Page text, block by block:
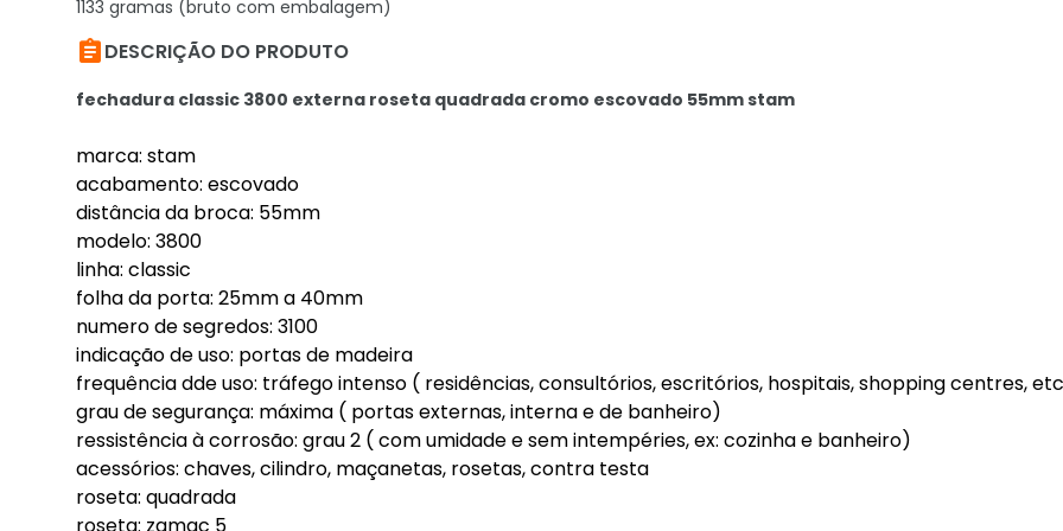
1133 gramas (bruto com embalagem)
DESCRIÇÃO DO PRODUTO
fechadura classic 3800 externa roseta quadrada cromo escovado 55mm stam
marca: stam
acabamento: escovado
distância da broca: 55mm
modelo: 3800
linha: classic
folha da porta: 25mm a 40mm
numero de segredos: 3100
indicação de uso: portas de madeira
frequência dde uso: tráfego intenso ( residências, consultórios, escritórios, hospitais, shopping centres,
grau de segurança: máxima ( portas externas, interna e de banheiro)
ressistência à corrosão: grau 2 ( com umidade e sem intempéries, ex: cozinha e banheiro)
acessórios: chaves, cilindro, maçanetas, rosetas, contra testa
roseta: quadrada